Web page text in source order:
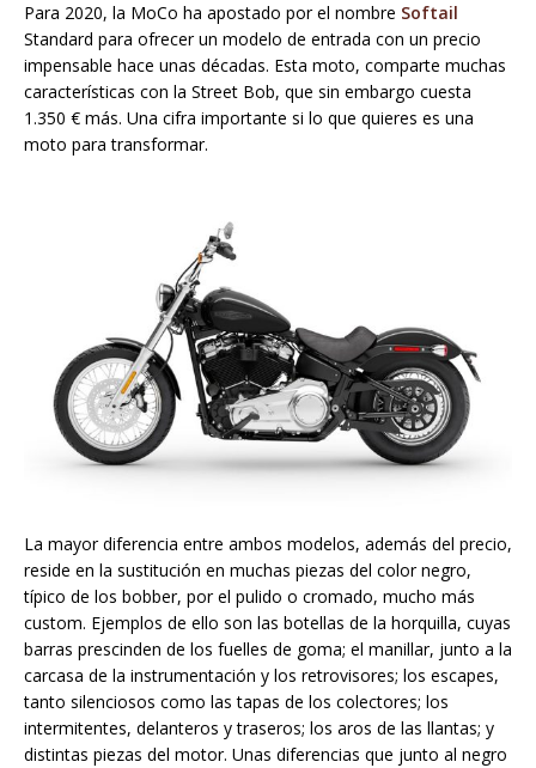
Para 2020, la MoCo ha apostado por el nombre Softail
Standard para ofrecer un modelo de entrada con un precio
impensable hace unas décadas. Esta moto, comparte muchas
características con la Street Bob, que sin embargo cuesta
1.350 € más. Una cifra importante si lo que quieres es una
moto para transformar.
La mayor diferencia entre ambos modelos, además del precio,
reside en la sustitución en muchas piezas del color negro,
típico de los bobber, por el pulido o cromado, mucho más
custom. Ejemplos de ello son las botellas de la horquilla, cuyas
barras prescinden de los fuelles de goma; el manillar, junto a la
carcasa de la instrumentación y los retrovisores; los escapes,
tanto silenciosos como las tapas de los colectores; los
intermitentes, delanteros y traseros; los aros de las llantas; y
distintas piezas del motor. Unas diferencias que junto al negro